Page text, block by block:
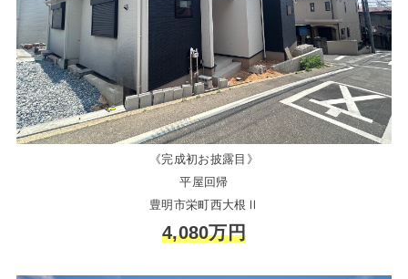
《完成初お披露目》
平屋回帰
豊明市栄町西大根Ⅱ
4,080万円